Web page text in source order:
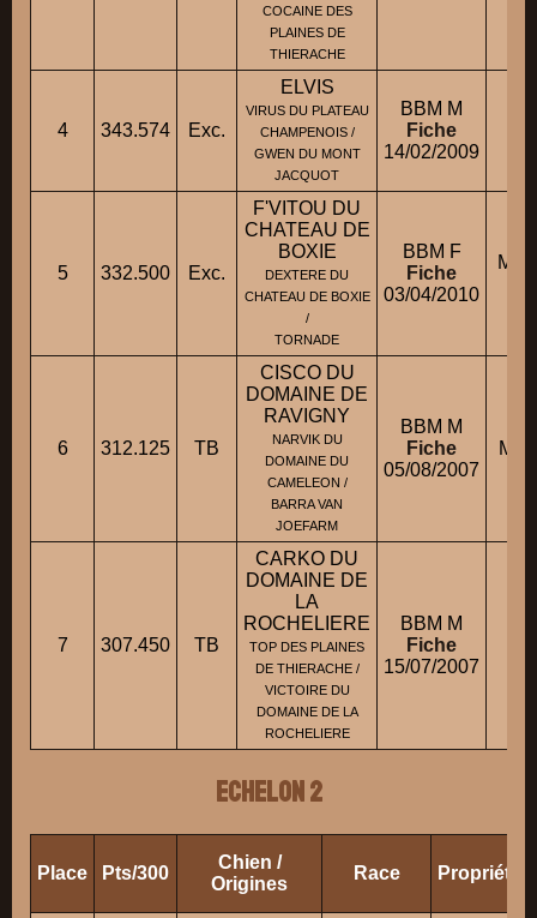
COCAINE DES
PLAINES DE
THIERACHE
4 343.574 Exc.
ELVIS
VIRUS DU PLATEAU
CHAMPENOIS /
GWEN DU MONT
JACQUOT
BBM M
Fiche
14/02/2009
5 332.500 Exc.
F'VITOU DU
CHATEAU DE
BOXIE
DEXTERE DU
CHATEAU DE BOXIE
/
TORNADE
BBM F
Fiche
03/04/2010
M.
6 312.125 TB
CISCO DU
DOMAINE DE
RAVIGNY
NARVIK DU
DOMAINE DU
CAMELEON /
BARRA VAN
JOEFARM
BBM M
Fiche
05/08/2007
M.
7 307.450 TB
CARKO DU
DOMAINE DE
LA
ROCHELIERE
TOP DES PLAINES
DE THIERACHE /
VICTOIRE DU
DOMAINE DE LA
ROCHELIERE
BBM M
Fiche
15/07/2007
ECHELON 2
Place Pts/300
Chien /
Origines
Race